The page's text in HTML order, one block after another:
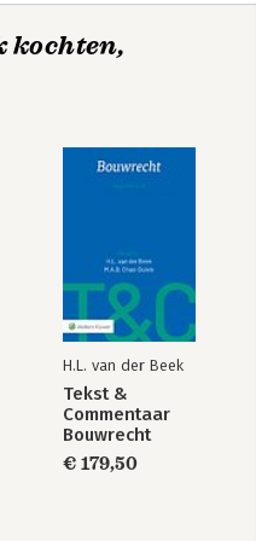
kochten,
H.L. van der Beek
Tekst &
Commentaar
Bouwrecht
€ 179,50